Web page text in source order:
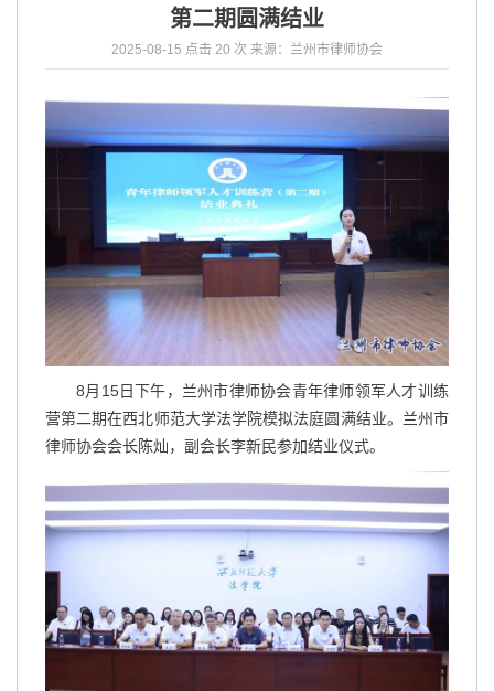
第二期圆满结业
2025-08-15 点击 20 次 来源：兰州市律师协会
8月15日下午，兰州市律师协会青年律师领军人才训练
营第二期在西北师范大学法学院模拟法庭圆满结业。兰州市
律师协会会长陈灿，副会长李新民参加结业仪式。